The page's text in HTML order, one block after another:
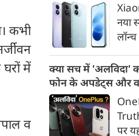
कभी
में
व
नया
और
क्या सच में 'अलविदा'
फोन के अपडेट्स और
पर